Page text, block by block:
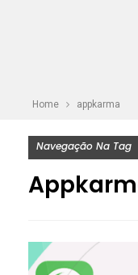
Home appkarma
Navegação Na Tag